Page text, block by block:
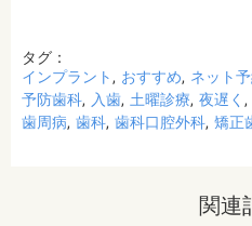
タグ：
インプラント
おすすめ ネット
予防歯科
入歯 土曜診療 夜遅く
歯周病 歯科 歯科口腔外科 矯正
関連